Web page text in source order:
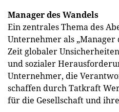
Manager des Wandels
Ein zentrales Thema des
Unternehmer als „Manager
Zeit globaler
und sozialer
Unternehmer, die
schaffen durch Tatkraft
für die Gesellschaft und